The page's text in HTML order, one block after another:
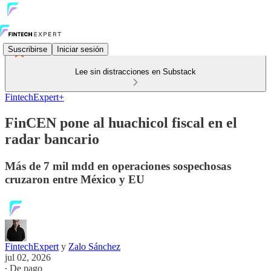
Suscribirse Iniciar sesión
Lee sin distracciones en Substack
FintechExpert+
FinCEN pone al huachicol fiscal en el
radar bancario
Más de 7 mil mdd en operaciones sospechosas
cruzaron entre México y EU
FintechExpert y Zalo Sánchez
jul 02, 2026
∙ De pago